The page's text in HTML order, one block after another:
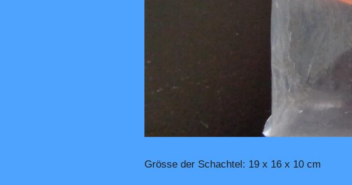
Grösse der Schachtel: 19 x 16 x 10 cm